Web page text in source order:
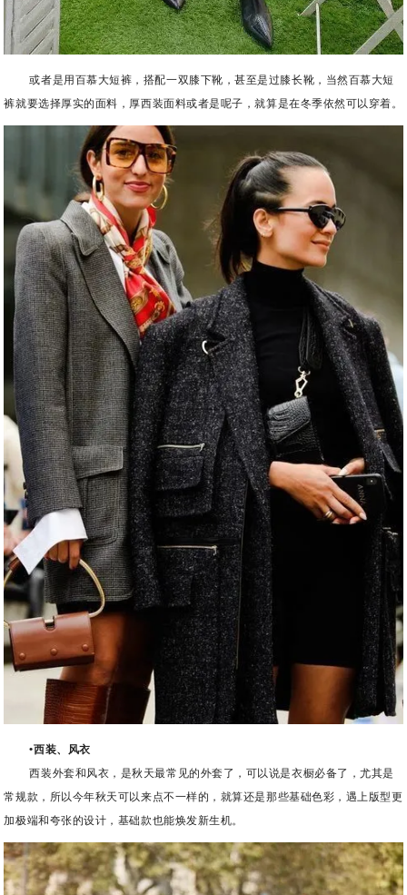
或者是用百慕大短裤，搭配一双膝下靴，甚至是过膝长靴，当然百慕大短
裤就要选择厚实的面料，厚西装面料或者是呢子，就算是在冬季依然可以穿着。
•西装、风衣
西装外套和风衣，是秋天最常见的外套了，可以说是衣橱必备了，尤其是
常规款，所以今年秋天可以来点不一样的，就算还是那些基础色彩，遇上版型更
加极端和夸张的设计，基础款也能焕发新生机。